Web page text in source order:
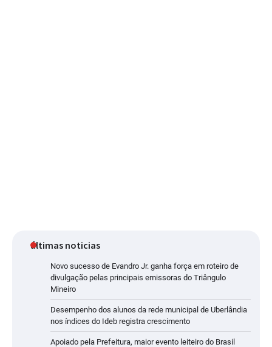
últimas noticias
Novo sucesso de Evandro Jr. ganha força em roteiro de
divulgação pelas principais emissoras do Triângulo
Mineiro
Desempenho dos alunos da rede municipal de Uberlândia
nos índices do Ideb registra crescimento
Apoiado pela Prefeitura, maior evento leiteiro do Brasil